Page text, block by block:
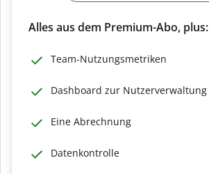
Alles aus dem Premium-Abo, plus:
Team-Nutzungsmetriken
Dashboard zur Nutzerverwaltung
Eine Abrechnung
Datenkontrolle